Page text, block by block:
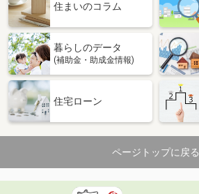
住まいのコラム
暮らしのデータ
(補助金・助成金情報)
住宅ローン
ページトップに戻る